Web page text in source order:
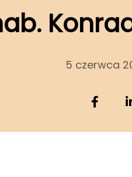
5 czerwca